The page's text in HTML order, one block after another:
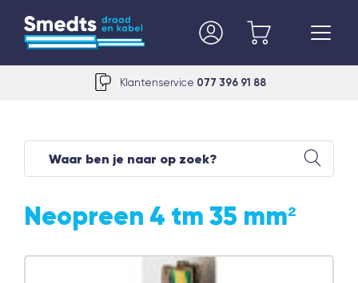
Klantenservice 077 396 91 88
Neopreen 4 tm 35 mm²